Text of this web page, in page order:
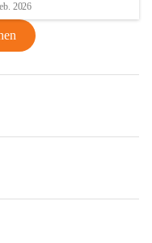
2026